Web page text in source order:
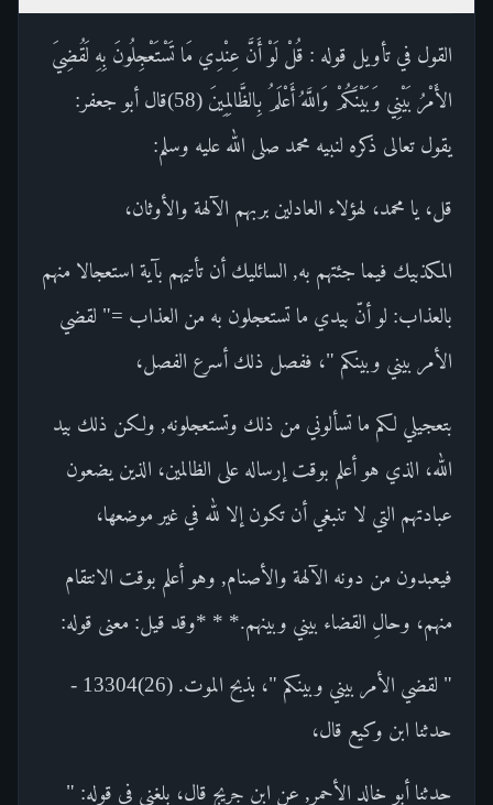
القول في تأويل قوله : قُلْ لَوْ أَنَّ عِنْدِي مَا تَسْتَعْجِلُونَ بِهِ لَقُضِيَ
الأَمْرُ بَيْنِي وَبَيْنَكُمْ وَاللَّهُ أَعْلَمُ بِالظَّالِمِينَ (58)قال أبو جعفر:
يقول تعالى ذكره لنبيه محمد صلى الله عليه وسلم:
قل، يا محمد، لهؤلاء العادلين بربهم الآلهة والأوثان،
المكذبيك فيما جئتهم به, السائليك أن تأتيهم بآية استعجالا منهم
بالعذاب: لو أنّ بيدي ما تستعجلون به من العذاب =" لقضي
الأمر بيني وبينكم "، ففصل ذلك أسرع الفصل،
بتعجيلي لكم ما تسألوني من ذلك وتستعجلونه, ولكن ذلك بيد
الله، الذي هو أعلم بوقت إرساله على الظالمين، الذين يضعون
عبادتهم التي لا تنبغي أن تكون إلا لله في غير موضعها،
فيعبدون من دونه الآلهة والأصنام, وهو أعلم بوقت الانتقام
منهم، وحالِ القضاء بيني وبينهم.* * *وقد قيل: معنى قوله:
" لقضي الأمر بيني وبينكم "، بذبح الموت. (26)13304 -
حدثنا ابن وكيع قال،
حدثنا أبو خالد الأحمر, عن ابن جريج قال، بلغني في قوله: "